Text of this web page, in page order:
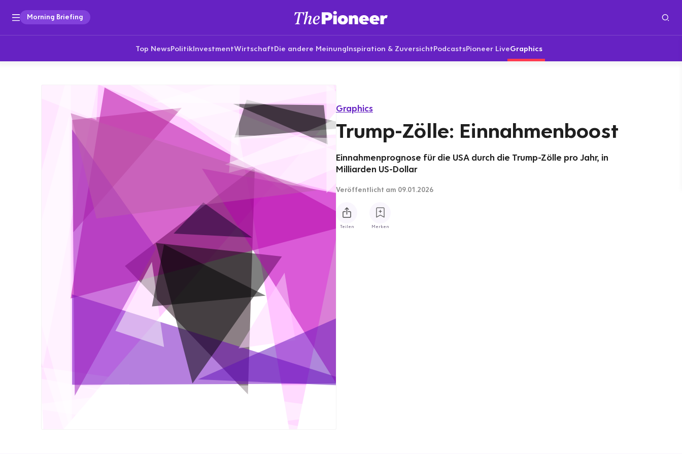
Morning Briefing
Top NewsPolitikInvestmentWirtschaftDie andere MeinungInspiration & ZuversichtPodcastsPioneer LiveGraphics
Graphics
Trump-Zölle: Einnahmenboost
Einnahmenprognose für die USA durch die Trump-Zölle pro Jahr, in
Milliarden US-Dollar
Veröffentlicht am 09.01.2026
Teilen Merken